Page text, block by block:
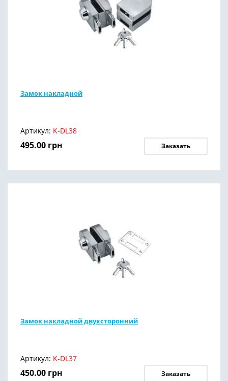
Замок накладной
Артикул: K-DL38
495.00 грн Заказать
Замок накладной двухсторонний
Артикул: K-DL37
450.00 грн Заказать